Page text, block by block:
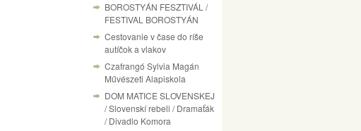
BOROSTYÁN FESZTIVÁL /
FESTIVAL BOROSTYÁN
Cestovanie v čase do ríše
autíčok a vlakov
Czafrangó Sylvia Magán
Művészeti Alapiskola
DOM MATICE SLOVENSKEJ
/ Slovenskí rebeli / Dramaťák
/ Divadlo Komora